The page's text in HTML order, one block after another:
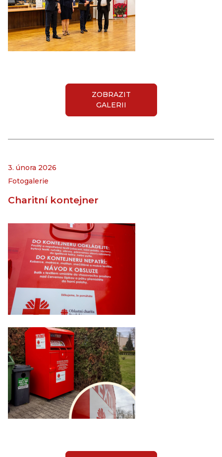
ZOBRAZIT
GALERII
3. února 2026
Fotogalerie
Charitní kontejner